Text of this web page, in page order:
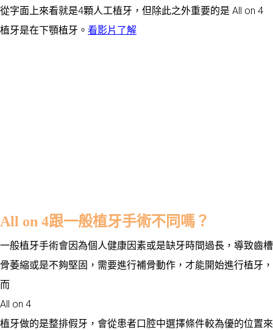
從字面上來看就是4顆人工植牙，但除此之外重要的是 All on 4
植牙是在下顎植牙 。 看影片了解
All on 4跟一般植牙手術不同嗎？
一般植牙手術會因為個人健康因素或是缺牙時間過長，導致齒槽
骨萎縮或是不夠堅固，需要進行補骨動作，才能開始進行植牙，
而
All on 4
植牙做的是整排假牙，會從患者口腔中選擇條件較為優的位置來